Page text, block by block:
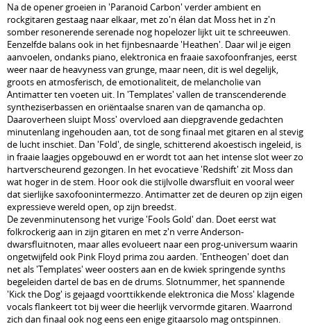
Na de opener groeien in 'Paranoid Carbon' verder ambient en
rockgitaren gestaag naar elkaar, met zo'n élan dat Moss het in z'n
somber resonerende serenade nog hopelozer lijkt uit te schreeuwen.
Eenzelfde balans ook in het fijnbesnaarde 'Heathen'. Daar wil je eigen
aanvoelen, ondanks piano, elektronica en fraaie saxofoonfranjes, eerst
weer naar de heavyness van grunge, maar neen, dit is wel degelijk,
groots en atmosferisch, de emotionaliteit, de melancholie van
Antimatter ten voeten uit. In 'Templates' vallen de transcenderende
syntheziserbassen en oriëntaalse snaren van de qamancha op.
Daaroverheen sluipt Moss' overvloed aan diepgravende gedachten
minutenlang ingehouden aan, tot de song finaal met gitaren en al stevig
de lucht inschiet. Dan 'Fold', de single, schitterend akoestisch ingeleid, is
in fraaie laagjes opgebouwd en er wordt tot aan het intense slot weer zo
hartverscheurend gezongen. In het evocatieve 'Redshift' zit Moss dan
wat hoger in de stem. Hoor ook die stijlvolle dwarsfluit en vooral weer
dat sierlijke saxofoonintermezzo. Antimatter zet de deuren op zijn eigen
expressieve wereld open, op zijn breedst.
De zevenminutensong het vurige 'Fools Gold' dan. Doet eerst wat
folkrockerig aan in zijn gitaren en met z'n verre Anderson-
dwarsfluitnoten, maar alles evolueert naar een prog-universum waarin
ongetwijfeld ook Pink Floyd prima zou aarden. 'Entheogen' doet dan
net als 'Templates' weer oosters aan en de kwiek springende synths
begeleiden dartel de bas en de drums. Slotnummer, het spannende
'Kick the Dog' is gejaagd voorttikkende elektronica die Moss' klagende
vocals flankeert tot bij weer die heerlijk vervormde gitaren. Waarrond
zich dan finaal ook nog eens een enige gitaarsolo mag ontspinnen.